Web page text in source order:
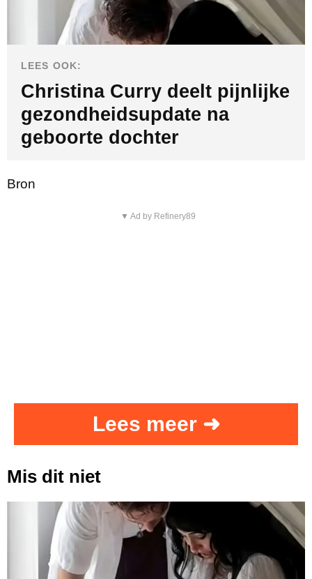
LEES OOK:
Christina Curry deelt pijnlijke
gezondheidsupdate na
geboorte dochter
Bron
▼ Ad by Refinery89
Lees meer ➜
Mis dit niet